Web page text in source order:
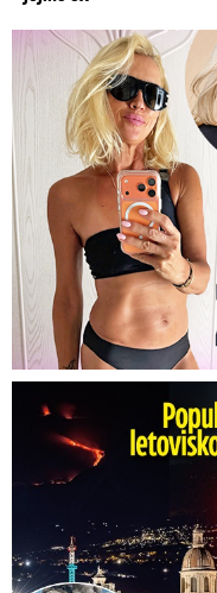
Krásná sestra Krainové
Erupce sicilské sopky